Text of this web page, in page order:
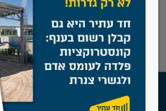
גדר